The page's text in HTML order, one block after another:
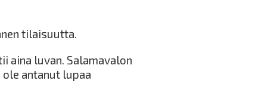
tilaisuutta.
aina luvan. Salamavalon
antanut lupaa